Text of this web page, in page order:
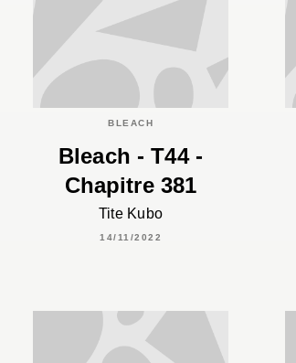
BLEACH
Bleach - T44 -
Chapitre 381
Tite Kubo
14/11/2022